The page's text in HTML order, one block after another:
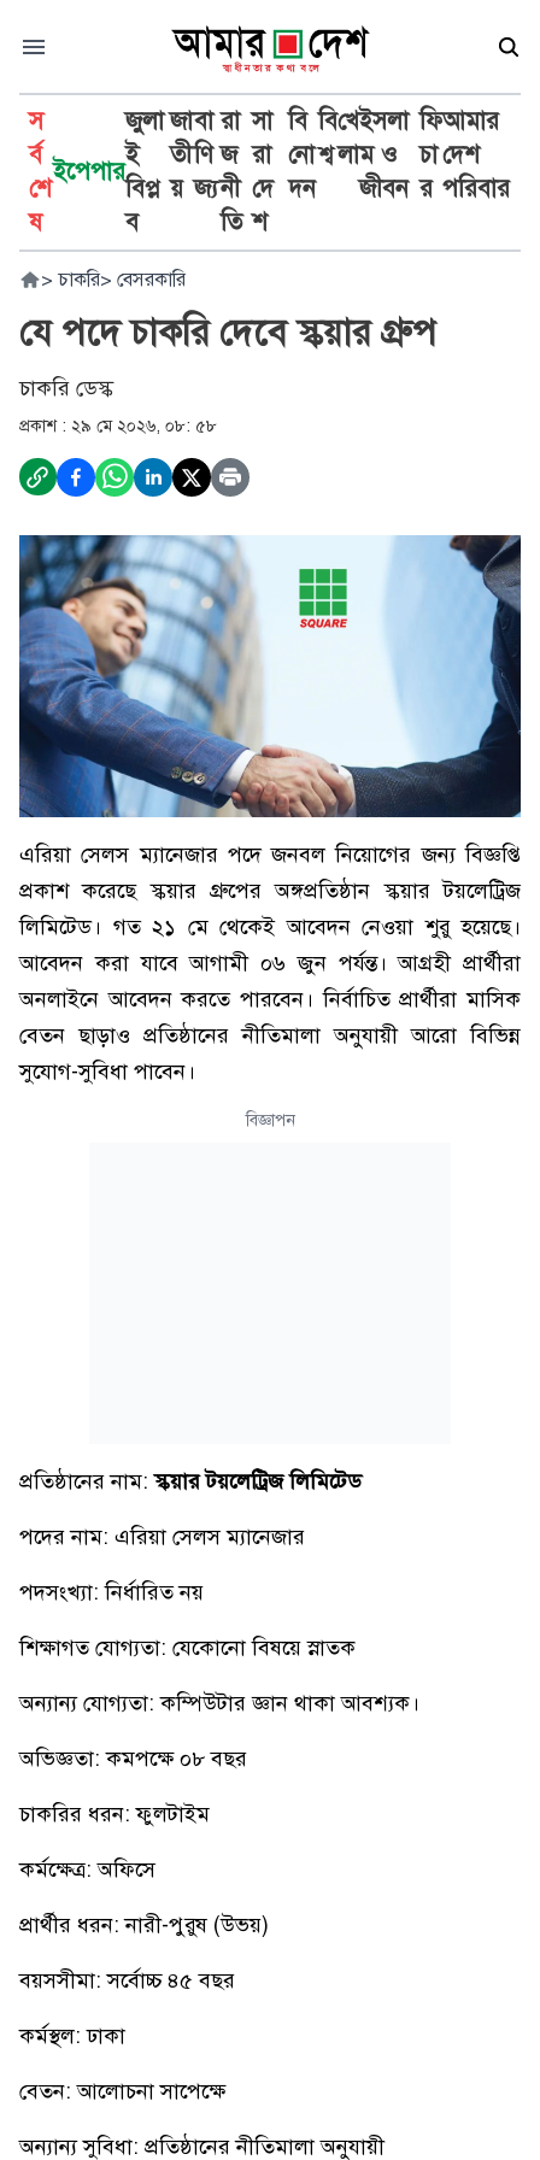
স
র্ব
শে
ষ
ইপেপার
জুলা
ই
বিপ্ল
ব
জা
তী
য়
বা
ণি
জ্য
রা
জ
নী
তি
সা
রা
দে
শ
বি
নো
দন
বি
শ্ব
খে
লা
ইসলা
ম ও
জীবন
ফি
চা
র
আমার
দেশ
পরিবার
> চাকরি> বেসরকারি
যে পদে চাকরি দেবে স্কয়ার গ্রুপ
চাকরি ডেস্ক
প্রকাশ : ২৯ মে ২০২৬, ০৮: ৫৮
এরিয়া সেলস ম্যানেজার পদে জনবল নিয়োগের জন্য বিজ্ঞপ্তি
প্রকাশ করেছে স্কয়ার গ্রুপের অঙ্গপ্রতিষ্ঠান স্কয়ার টয়লেট্রিজ
লিমিটেড। গত ২১ মে থেকেই আবেদন নেওয়া শুরু হয়েছে।
আবেদন করা যাবে আগামী ০৬ জুন পর্যন্ত। আগ্রহী প্রার্থীরা
অনলাইনে আবেদন করতে পারবেন। নির্বাচিত প্রার্থীরা মাসিক
বেতন ছাড়াও প্রতিষ্ঠানের নীতিমালা অনুযায়ী আরো বিভিন্ন
সুযোগ-সুবিধা পাবেন।
বিজ্ঞাপন
প্রতিষ্ঠানের নাম:স্কয়ার টয়লেট্রিজ লিমিটেড
পদের নাম: এরিয়া সেলস ম্যানেজার
পদসংখ্যা: নির্ধারিত নয়
শিক্ষাগত যোগ্যতা: যেকোনো বিষয়ে স্নাতক
অন্যান্য যোগ্যতা: কম্পিউটার জ্ঞান থাকা আবশ্যক।
অভিজ্ঞতা: কমপক্ষে ০৮ বছর
চাকরির ধরন: ফুলটাইম
কর্মক্ষেত্র: অফিসে
প্রার্থীর ধরন: নারী-পুরুষ (উভয়)
বয়সসীমা: সর্বোচ্চ ৪৫ বছর
কর্মস্থল: ঢাকা
বেতন: আলোচনা সাপেক্ষে
অন্যান্য সুবিধা: প্রতিষ্ঠানের নীতিমালা অনুযায়ী